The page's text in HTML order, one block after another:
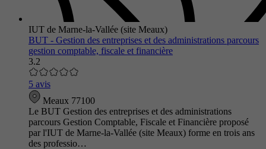
IUT de Marne-la-Vallée (site Meaux)
BUT - Gestion des entreprises et des administrations parcours
gestion comptable, fiscale et financière
3.2
5 avis
Meaux 77100
Le BUT Gestion des entreprises et des administrations
parcours Gestion Comptable, Fiscale et Financière proposé
par l'IUT de Marne-la-Vallée (site Meaux) forme en trois ans
des professio…